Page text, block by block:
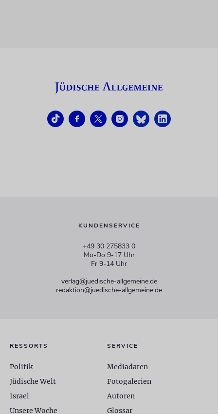
KUNDENSERVICE
+49 30 275833 0
Mo-Do 9-17 Uhr
Fr 9-14 Uhr
verlag@juedische-allgemeine.de
redaktion@juedische-allgemeine.de
RESSORTS
Politik
Jüdische Welt
Israel
Unsere Woche
SERVICE
Mediadaten
Fotogalerien
Autoren
Glossar